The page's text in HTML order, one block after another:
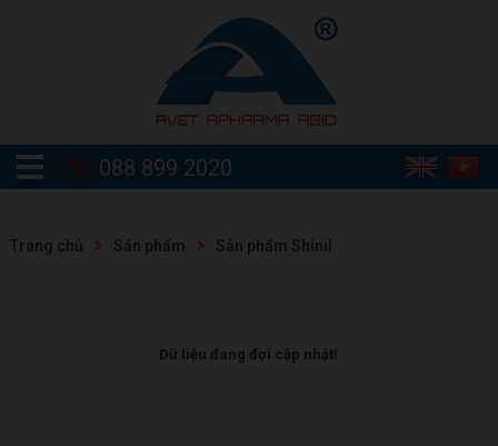
088 899 2020
Trang chủ Sản phẩm Sản phẩm Shinil
Dữ liệu đang đợi cập nhật!